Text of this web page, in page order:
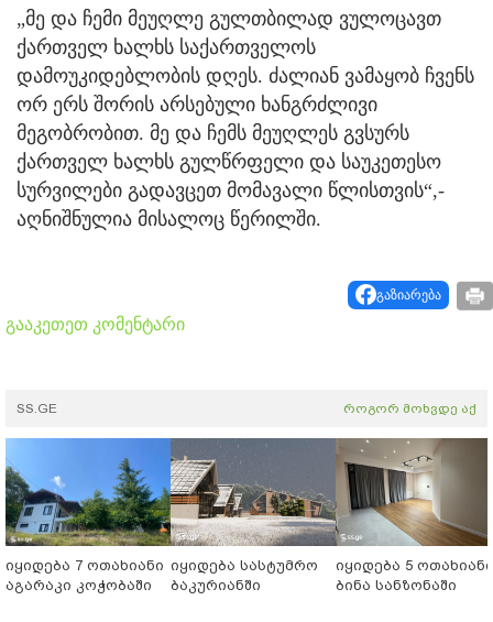
„მე და ჩემი მეუღლე გულთბილად ვულოცავთ
ქართველ ხალხს საქართველოს
დამოუკიდებლობის დღეს. ძალიან ვამაყობ ჩვენს
ორ ერს შორის არსებული ხანგრძლივი
მეგობრობით. მე და ჩემს მეუღლეს გვსურს
ქართველ ხალხს გულწრფელი და საუკეთესო
სურვილები გადავცეთ მომავალი წლისთვის“,-
აღნიშნულია მისალოც წერილში.
გაზიარება
გააკეთეთ კომენტარი
SS.GE როგორ მოხვდე აქ
იყიდება 7 ოთახიანი
აგარაკი კოჭობაში
იყიდება სასტუმრო
ბაკურიანში
იყიდება 5 ოთახიანი
ბინა სანზონაში